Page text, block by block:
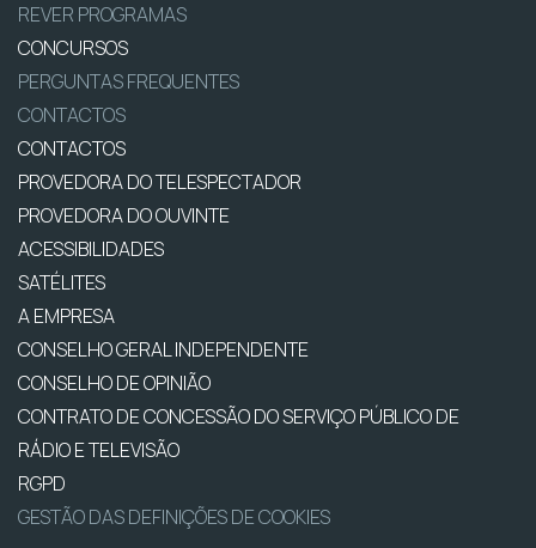
REVER PROGRAMAS
CONCURSOS
PERGUNTAS FREQUENTES
CONTACTOS
CONTACTOS
PROVEDORA DO TELESPECTADOR
PROVEDORA DO OUVINTE
ACESSIBILIDADES
SATÉLITES
A EMPRESA
CONSELHO GERAL INDEPENDENTE
CONSELHO DE OPINIÃO
CONTRATO DE CONCESSÃO DO SERVIÇO PÚBLICO DE
RÁDIO E TELEVISÃO
RGPD
GESTÃO DAS DEFINIÇÕES DE COOKIES